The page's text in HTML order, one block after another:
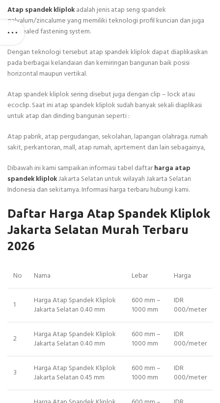
Atap spandek kliplokadalah jenis atap seng spandek
galvalum/zincalume yang memiliki teknologi profil kuncian dan juga
concealed fastening system.
Dengan teknologi tersebut atap spandek kliplok dapat diaplikasikan
pada berbagai kelandaian dan kemiringan bangunan baik posisi
horizontal maupun vertikal.
Atap spandek kliplok sering disebut juga dengan clip – lock atau
ecoclip. Saat ini atap spandek kliplok sudah banyak sekali diaplikasi
untuk atap dan dinding bangunan seperti :
Atap pabrik, atap pergudangan, sekolahan, lapangan olahraga. rumah
sakit, perkantoran, mall, atap rumah, aprtement dan lain sebagainya,
Dibawah ini kami sampaikan informasi tabel daftarharga atap
spandek kliplokJakarta Selatan untuk wilayah Jakarta Selatan
Indonesia dan sekitarnya. Informasi harga terbaru hubungi kami.
Daftar Harga Atap Spandek Kliplok
Jakarta Selatan Murah Terbaru
2026
No Nama Lebar Harga
1
Harga Atap Spandek Kliplok
Jakarta Selatan 0.40 mm
600 mm –
1000 mm
IDR
000/meter
2
Harga Atap Spandek Kliplok
Jakarta Selatan 0.40 mm
600 mm –
1000 mm
IDR
000/meter
3
Harga Atap Spandek Kliplok
Jakarta Selatan 0.45 mm
600 mm –
1000 mm
IDR
000/meter